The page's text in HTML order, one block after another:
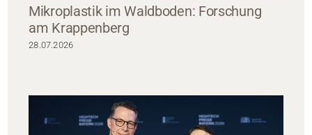
Mikroplastik im Waldboden: Forschung
am Krappenberg
28.07.2026